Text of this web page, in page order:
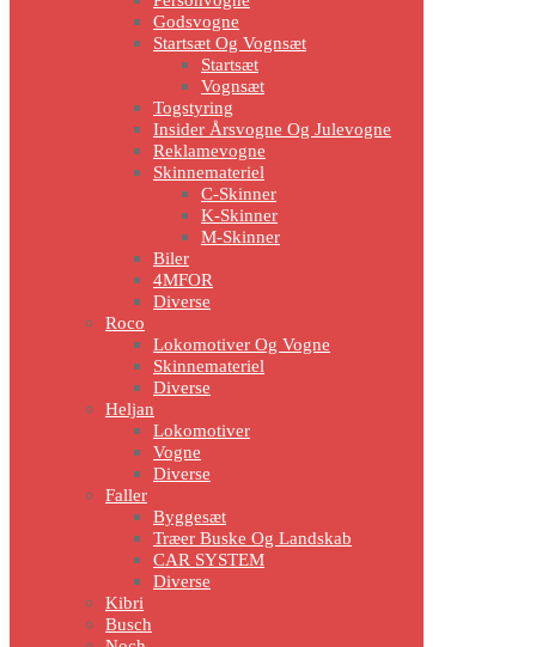
Godsvogne
Startsæt Og Vognsæt
Startsæt
Vognsæt
Togstyring
Insider Årsvogne Og Julevogne
Reklamevogne
Skinnemateriel
C-Skinner
K-Skinner
M-Skinner
Biler
4MFOR
Diverse
Roco
Lokomotiver Og Vogne
Skinnemateriel
Diverse
Heljan
Lokomotiver
Vogne
Diverse
Faller
Byggesæt
Træer Buske Og Landskab
CAR SYSTEM
Diverse
Kibri
Busch